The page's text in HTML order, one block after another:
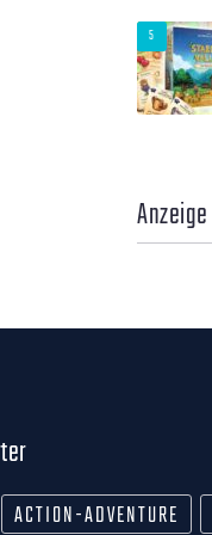
Anzeige
ACTION-ADVENTURE